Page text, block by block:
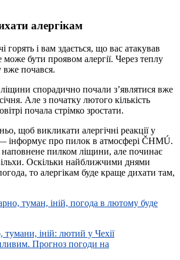
алергікам
горять і вам здається, що вас атакував
може бути проявом алергії. Через теплу
вже почався.
спорадично почали з’являтися вже
Але з початку лютого кількість
почала стрімко зростати.
щоб викликати алергічні реакції у
інформує про пилок в атмосфері ČHMÚ.
пилком ліщини, але починає
Оскільки найближчими днями
то алергікам буде краще дихати там,
туман, іній, погода в лютому буде
іній: лютий у Чехії
Прогноз погоди на